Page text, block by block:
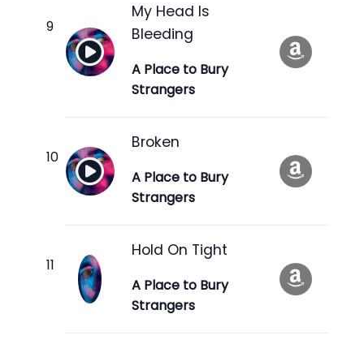
My Head Is
Bleeding
A Place to Bury
Strangers
Broken
A Place to Bury
Strangers
Hold On Tight
A Place to Bury
Strangers